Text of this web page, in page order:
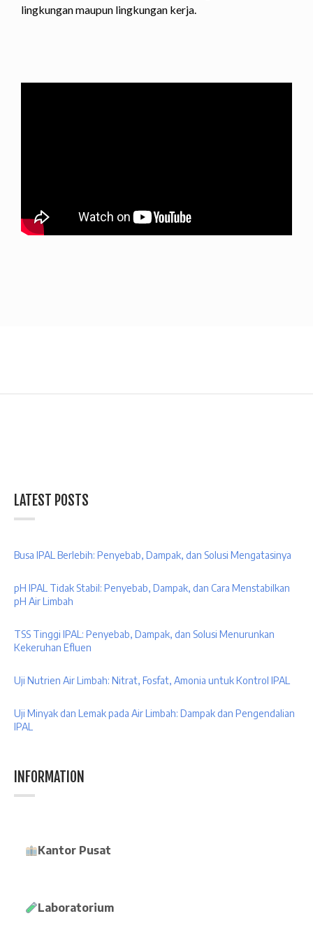
lingkungan maupun lingkungan kerja.
LATEST POSTS
Busa IPAL Berlebih: Penyebab, Dampak, dan Solusi Mengatasinya
pH IPAL Tidak Stabil: Penyebab, Dampak, dan Cara Menstabilkan
pH Air Limbah
TSS Tinggi IPAL: Penyebab, Dampak, dan Solusi Menurunkan
Kekeruhan Efluen
Uji Nutrien Air Limbah: Nitrat, Fosfat, Amonia untuk Kontrol IPAL
Uji Minyak dan Lemak pada Air Limbah: Dampak dan Pengendalian
IPAL
INFORMATION
Kantor Pusat
Laboratorium